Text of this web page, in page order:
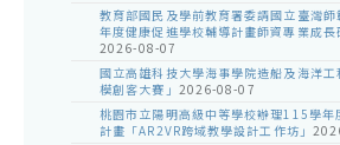
教育部國民及學前教育署委請國立臺灣
年度健康促進學校輔導計畫師資專業成
2026-08-07
國立高雄科技大學海事學院造船及海洋
模創客大賽」 2026-08-07
桃園市立陽明高級中等學校辦理115學年
計畫「AR2VR跨域教學設計工作坊」